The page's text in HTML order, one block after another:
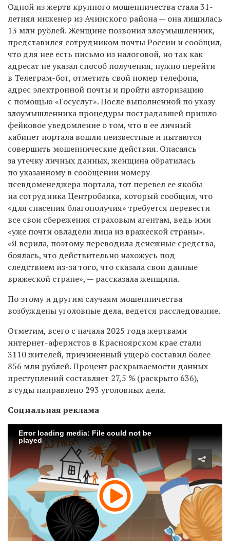
Одной из жертв крупного мошенничества стала 31-
летняя инженер из Ачинского района — она лишилась
13 млн рублей. Женщине позвонил злоумышленник,
представился сотрудником почты России и сообщил,
что для нее есть письмо из налоговой, но так как
адресат не указал способ получения, нужно перейти
в Телеграм-бот, отметить свой номер телефона,
адрес электронной почты и пройти авторизацию
с помощью «Госуслуг». После выполненной по указу
злоумышленника процедуры пострадавшей пришло
фейковое уведомление о том, что в ее личный
кабинет портала вошли неизвестные и пытаются
совершить мошеннические действия. Опасаясь
за утечку личных данных, женщина обратилась
по указанному в сообщении номеру
псевдоменеджера портала, тот перевел ее якобы
на сотрудника Центробанка, который сообщил, что
«для спасения благополучия» требуется перевести
все свои сбережения страховым агентам, ведь ими
«уже почти овладели лица из вражеской страны».
«Я верила, поэтому переводила денежные средства,
боялась, что действительно нахожусь под
следствием из-за того, что сказала свои данные
вражеской стране», — рассказала женщина.
По этому и другим случаям мошенничества
возбуждены уголовные дела, ведется расследование.
Отметим, всего с начала 2025 года жертвами
интернет-аферистов в Красноярском крае стали
3110 жителей, причиненный ущерб составил более
856 млн рублей. Процент раскрываемости данных
преступлений составляет 27,5 % (раскрыто 636),
в суды направлено 293 уголовных дела.
Социальная реклама
Error loading media: File could not be
played